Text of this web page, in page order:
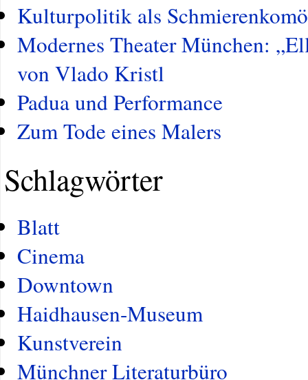
Kulturpolitik als
Modernes Theater München:
von Vlado Kristl
Padua und Performance
Zum Tode eines Malers
Schlagwörter
Blatt
Cinema
Downtown
Haidhausen-Museum
Kunstverein
Münchner Literaturbüro